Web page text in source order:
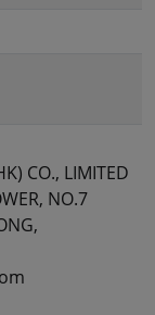
CO., LIMITED
NO.7